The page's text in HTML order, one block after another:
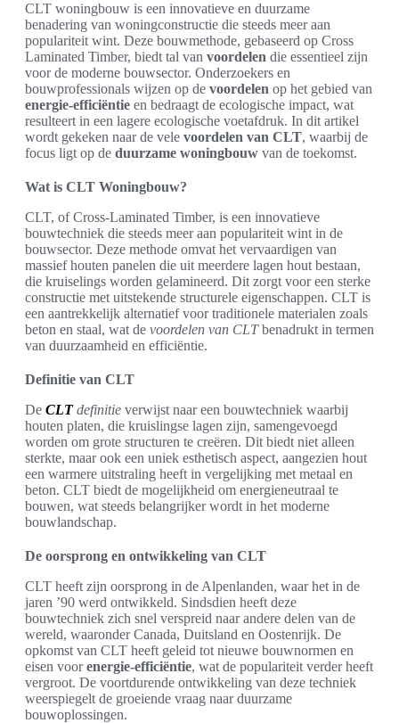
CLT woningbouw is een innovatieve en duurzame
benadering van woningconstructie die steeds meer aan
populariteit wint. Deze bouwmethode, gebaseerd op Cross
Laminated Timber, biedt tal van voordelen die essentieel zijn
voor de moderne bouwsector. Onderzoekers en
bouwprofessionals wijzen op de voordelen op het gebied van
energie-efficiëntie en bedraagt de ecologische impact, wat
resulteert in een lagere ecologische voetafdruk. In dit artikel
wordt gekeken naar de vele voordelen van CLT, waarbij de
focus ligt op de duurzame woningbouw van de toekomst.
Wat is CLT Woningbouw?
CLT, of Cross-Laminated Timber, is een innovatieve
bouwtechniek die steeds meer aan populariteit wint in de
bouwsector. Deze methode omvat het vervaardigen van
massief houten panelen die uit meerdere lagen hout bestaan,
die kruiselings worden gelamineerd. Dit zorgt voor een sterke
constructie met uitstekende structurele eigenschappen. CLT is
een aantrekkelijk alternatief voor traditionele materialen zoals
beton en staal, wat de voordelen van CLTbenadrukt in termen
van duurzaamheid en efficiëntie.
Definitie van CLT
De CLTdefinitie verwijst naar een bouwtechniek waarbij
houten platen, die kruislingse lagen zijn, samengevoegd
worden om grote structuren te creëren. Dit biedt niet alleen
sterkte, maar ook een uniek esthetisch aspect, aangezien hout
een warmere uitstraling heeft in vergelijking met metaal en
beton. CLT biedt de mogelijkheid om energieneutraal te
bouwen, wat steeds belangrijker wordt in het moderne
bouwlandschap.
De oorsprong en ontwikkeling van CLT
CLT heeft zijn oorsprong in de Alpenlanden, waar het in de
jaren ’90 werd ontwikkeld. Sindsdien heeft deze
bouwtechniek zich snel verspreid naar andere delen van de
wereld, waaronder Canada, Duitsland en Oostenrijk. De
opkomst van CLT heeft geleid tot nieuwe bouwnormen en
eisen voorenergie-efficiëntie, wat de populariteit verder heeft
vergroot. De voortdurende ontwikkeling van deze techniek
weerspiegelt de groeiende vraag naar duurzame
bouwoplossingen.